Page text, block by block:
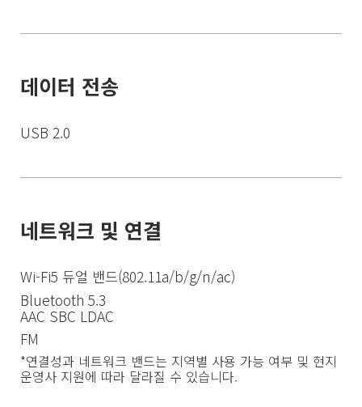
데이터 전송
USB 2.0
네트워크 및 연결
Wi-Fi5 듀얼 밴드(802.11a/b/g/n/ac)
Bluetooth 5.3
AAC SBC LDAC
FM
*연결성과 네트워크 밴드는 지역별 사용 가능 여부 및 현지
운영사 지원에 따라 달라질 수 있습니다.